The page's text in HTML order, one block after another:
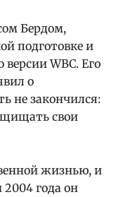
Бердом,
подготовке и
WBC. Его
о
не закончился:
свои
жизнью, и
года он